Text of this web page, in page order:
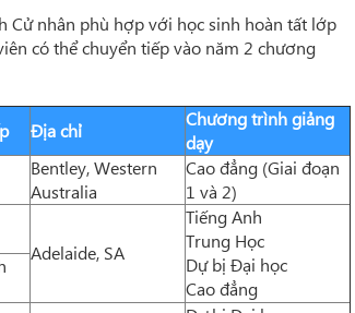
nhân phù hợp với học sinh hoàn tất lớp
có thể chuyển tiếp vào năm 2 chương
Địa chỉ
Chương trình giảng
dạy
Bentley, Western
Australia
Cao đẳng (Giai đoạn
1 và 2)
Adelaide, SA
Tiếng Anh
Trung Học
Dự bị Đại học
Cao đẳng